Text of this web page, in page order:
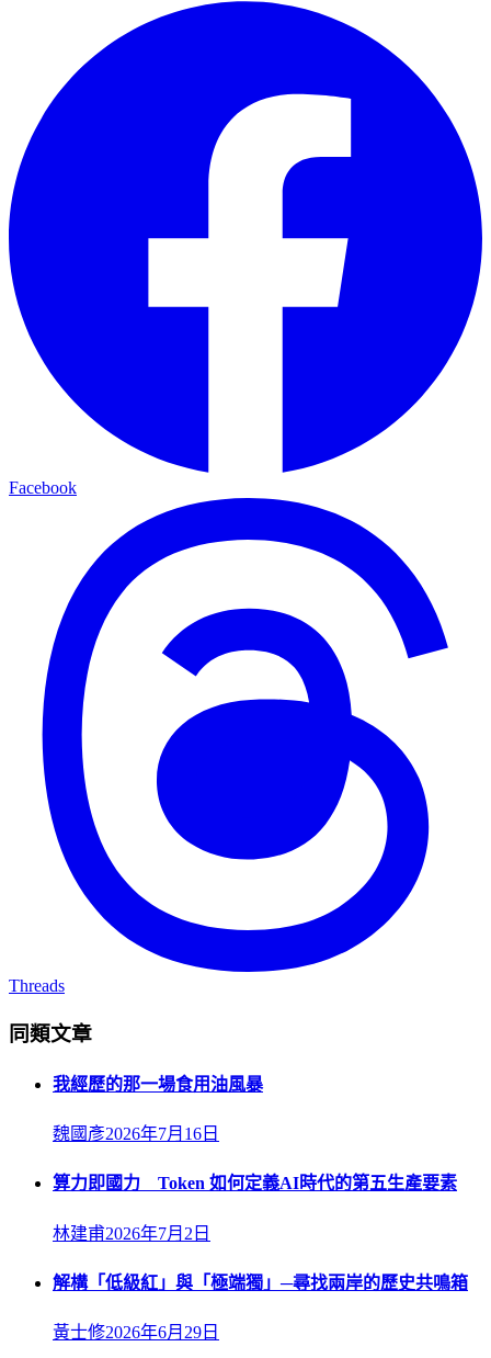
Facebook
Threads
同類文章
我經歷的那一場食用油風暴
魏國彥2026年7月16日
算力即國力 Token 如何定義AI時代的第五生產要素
林建甫2026年7月2日
解構「低級紅」與「極端獨」─尋找兩岸的歷史共鳴箱
黃士修2026年6月29日